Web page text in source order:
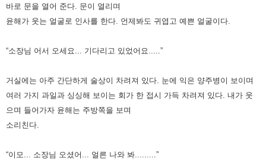
바로 문을 열어 준다. 문이 열리며
윤해가 웃는 얼굴로 인사를 한다. 언제봐도 귀엽고 예쁜 얼굴이다.
“소장님 어서 오세요... 기다리고 있었어요.....”
거실에는 아주 간단하게 술상이 차려져 있다. 눈에 익은 양주병이 보이며
여러 가지 과일과 싱싱해 보이는 회가 한 접시 가득 차려져 있다. 내가 웃
으며 들어가자 윤해는 주방쪽을 보며
소리친다.
“이모... 소장님 오셨어... 얼른 나와 봐.........”